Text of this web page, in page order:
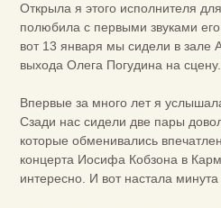
Открыла я этого исполнителя
полюбила с первыми звуками
вот 13 января мы сидели в зале
выхода Олега Погудина на сцену.
Впервые за много лет я
Сзади нас сидели две пары
которые обменивались
концерта Иосифа Кобзона в
интересно. И вот настала минута